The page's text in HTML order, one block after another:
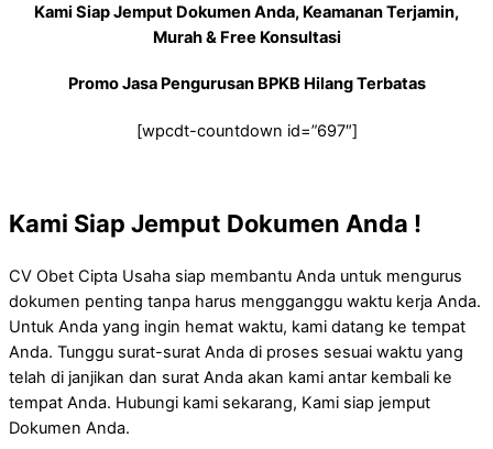
Kami Siap Jemput Dokumen Anda, Keamanan Terjamin,
Murah & Free Konsultasi
Promo Jasa Pengurusan BPKB Hilang Terbatas
[wpcdt-countdown id=”697″]
Kami Siap Jemput Dokumen Anda !
CV Obet Cipta Usaha siap membantu Anda untuk mengurus
dokumen penting tanpa harus mengganggu waktu kerja Anda.
Untuk Anda yang ingin hemat waktu, kami datang ke tempat
Anda. Tunggu surat-surat Anda di proses sesuai waktu yang
telah di janjikan dan surat Anda akan kami antar kembali ke
tempat Anda. Hubungi kami sekarang, Kami siap jemput
Dokumen Anda.